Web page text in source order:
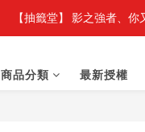
【抽籤堂】 影之強者、
商品分類 最新授權